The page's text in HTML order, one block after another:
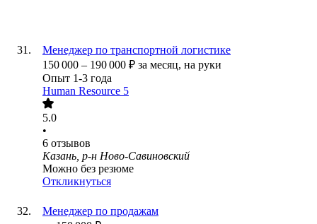
Менеджер по транспортной логистике
150 000 – 190 000 ₽ за месяц, на руки
Опыт 1-3 года
Human Resource 5
5.0
•
6 отзывов
Казань, р-н Ново-Савиновский
Можно без резюме
Откликнуться
Менеджер по продажам